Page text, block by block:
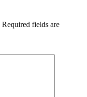
Required fields are